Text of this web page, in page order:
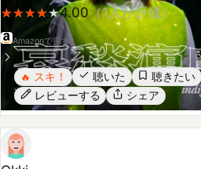
Amazonで探す
🔥スキ！ 聴いた 聴きたい
レビューする
シェア
Okki
2026-05-06